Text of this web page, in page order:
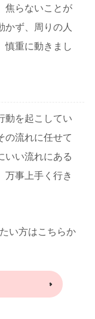
焦らないことが
かず、周りの人
慎重に動きまし
動を起こしてい
の流れに任せて
いい流れにある
万事上手く行き
い方はこちらか